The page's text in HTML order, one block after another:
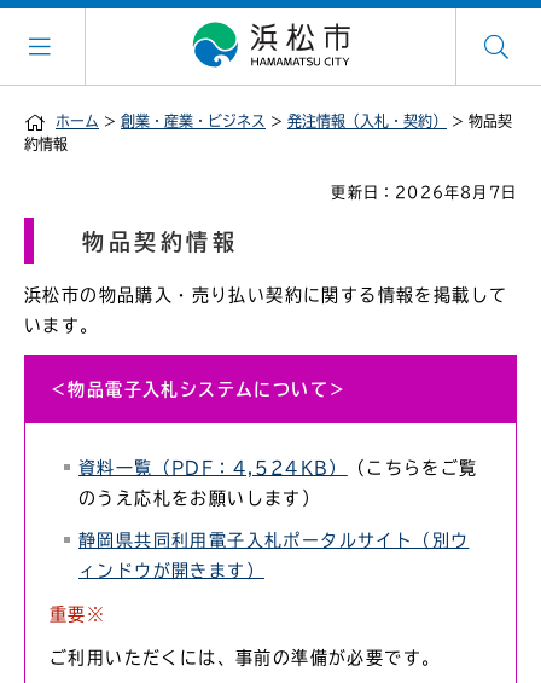
ホーム > 創業・産業・ビジネス > 発注情報（入札・契約）
> 物品契
約情報
更新日：2026年8月7日
物品契約情報
浜松市の物品購入・売り払い契約に関する情報を掲載して
います。
＜物品電子入札システムについて＞
資料一覧（PDF：4,524KB）
（こちらをご覧
のうえ応札をお願いします）
静岡県共同利用電子入札ポータルサイト（別ウ
ィンドウが開きます）
重要※
ご利用いただくには、事前の準備が必要です。